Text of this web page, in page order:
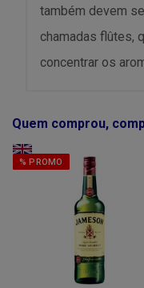
também devem
chamadas flûtes,
concentrar os
Quem comprou,
% PROMO